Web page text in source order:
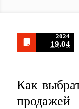
2024
19.04
​Как